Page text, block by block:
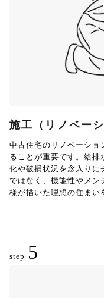
施工（リノベー
中古住宅のリノベーショ
ることが重要です。給
化や破損状況を念入りに
ではなく、機能性やメン
様が描いた理想の住まい
step 5